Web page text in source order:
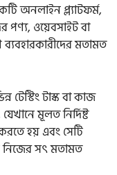
অনলাইন প্ল্যাটফর্ম,
পণ্য, ওয়েবসাইট বা
মতামত
টেস্টিং টাস্ক বা কাজ
মূলত নির্দিষ্ট
হয় এবং সেটি
নিজের সৎ মতামত